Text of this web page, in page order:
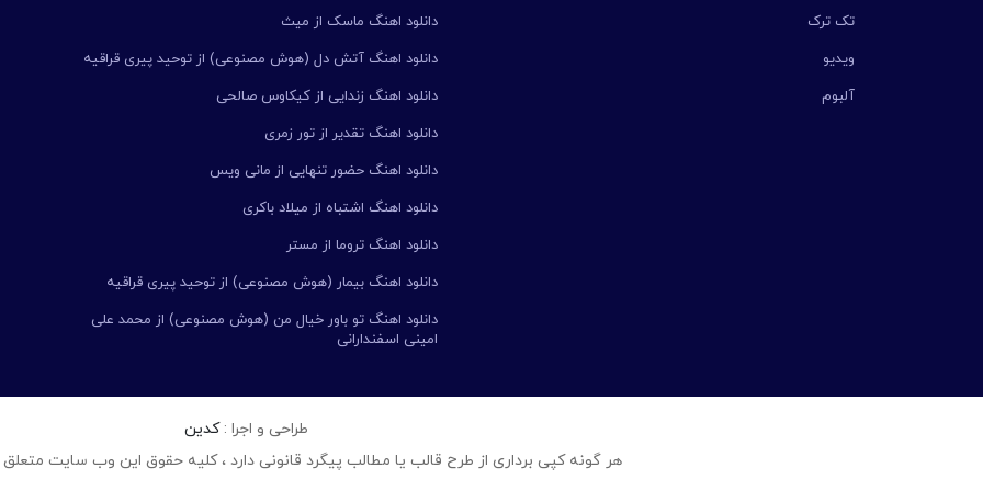
تک ترک
ویدیو
آلبوم
دانلود اهنگ ماسک از میث
دانلود اهنگ آتش دل (هوش مصنوعی) از توحید پیری قراقیه
دانلود اهنگ زندایی از کیکاوس صالحی
دانلود اهنگ تقدیر از تور زمری
دانلود اهنگ حضور تنهایی از مانی ویس
دانلود اهنگ اشتباه از میلاد باکری
دانلود اهنگ تروما از مستر
دانلود اهنگ بیمار (هوش مصنوعی) از توحید پیری قراقیه
دانلود اهنگ تو باور خیال من (هوش مصنوعی) از محمد علی
امینی اسفندارانی
طراحی و اجرا :کدین
هر گونه کپی برداری از طرح قالب یا مطالب پیگرد قانونی دارد ، کلیه حقوق این وب سایت